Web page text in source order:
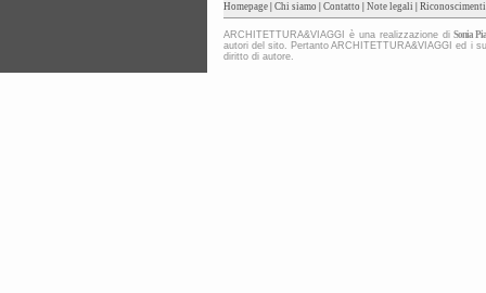
Homepage Chi siamo Contatto Note legali Riconoscimenti
ARCHITETTURA&VIAGGI è una realizzazione diSonia
autori del sito. Pertanto ARCHITETTURA&VIAGGI ed i
diritto di autore.